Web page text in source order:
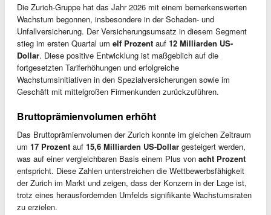
Die Zurich-Gruppe hat das Jahr 2026 mit einem bemerkenswerten
Wachstum begonnen, insbesondere in der Schaden- und
Unfallversicherung. Der Versicherungsumsatz in diesem Segment
stieg im ersten Quartal um elf Prozent auf 12 Milliarden US-
Dollar. Diese positive Entwicklung ist maßgeblich auf die
fortgesetzten Tariferhöhungen und erfolgreiche
Wachstumsinitiativen in den Spezialversicherungen sowie im
Geschäft mit mittelgroßen Firmenkunden zurückzuführen.
Bruttoprämienvolumen erhöht
Das Bruttoprämienvolumen der Zurich konnte im gleichen Zeitraum
um 17 Prozent auf 15,6 Milliarden US-Dollar gesteigert werden,
was auf einer vergleichbaren Basis einem Plus von acht Prozent
entspricht. Diese Zahlen unterstreichen die Wettbewerbsfähigkeit
der Zurich im Markt und zeigen, dass der Konzern in der Lage ist,
trotz eines herausfordernden Umfelds signifikante Wachstumsraten
zu erzielen.